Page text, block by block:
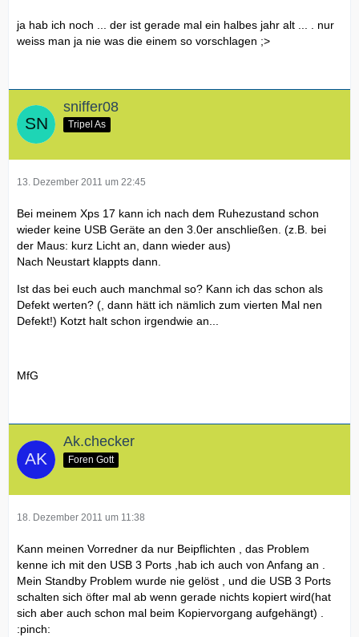
ja hab ich noch ... der ist gerade mal ein halbes jahr alt ... . nur
weiss man ja nie was die einem so vorschlagen ;>
sniffer08
Tripel As
13. Dezember 2011 um 22:45
Bei meinem Xps 17 kann ich nach dem Ruhezustand schon
wieder keine USB Geräte an den 3.0er anschließen. (z.B. bei
der Maus: kurz Licht an, dann wieder aus)
Nach Neustart klappts dann.
Ist das bei euch auch manchmal so? Kann ich das schon als
Defekt werten? (, dann hätt ich nämlich zum vierten Mal nen
Defekt!) Kotzt halt schon irgendwie an...
MfG
Ak.checker
Foren Gott
18. Dezember 2011 um 11:38
Kann meinen Vorredner da nur Beipflichten , das Problem
kenne ich mit den USB 3 Ports ,hab ich auch von Anfang an .
Mein Standby Problem wurde nie gelöst , und die USB 3 Ports
schalten sich öfter mal ab wenn gerade nichts kopiert wird(hat
sich aber auch schon mal beim Kopiervorgang aufgehängt) .
:pinch: